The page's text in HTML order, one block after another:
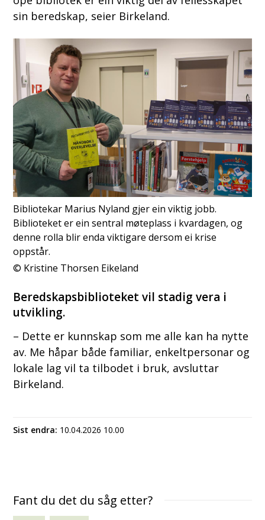
sin beredskap, seier Birkeland.
Bibliotekar Marius Nyland gjer ein viktig jobb.
Biblioteket er ein sentral møteplass i kvardagen, og
denne rolla blir enda viktigare dersom ei krise
oppstår.
Kristine Thorsen Eikeland
Beredskapsbiblioteket vil stadig vera i
utvikling.
– Dette er kunnskap som me alle kan ha nytte
av. Me håpar både familiar, enkeltpersonar og
lokale lag vil ta tilbodet i bruk, avsluttar
Birkeland.
Sist endra 10.04.2026 10.00
Fant du det du såg etter?